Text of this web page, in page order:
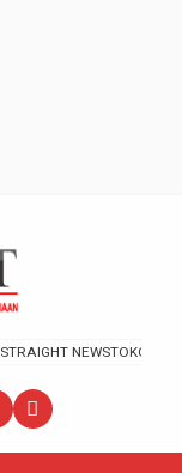
STRAIGHT NEWSTOKOH